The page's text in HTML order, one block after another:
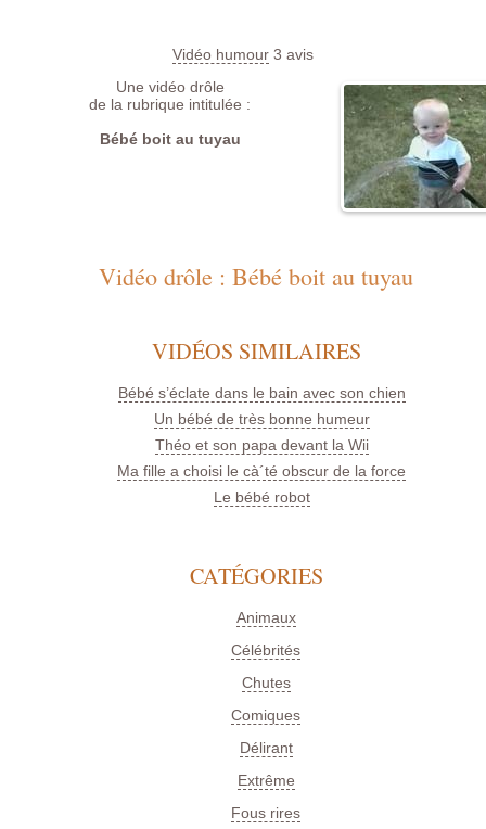
Vidéo humour 3 avis
Une vidéo drôle
de la rubrique intitulée :
Bébé boit au tuyau
Vidéo drôle : Bébé boit au tuyau
VIDÉOS SIMILAIRES
Bébé s’éclate dans le bain avec son chien
Un bébé de très bonne humeur
Théo et son papa devant la Wii
Ma fille a choisi le cà´té obscur de la force
Le bébé robot
CATÉGORIES
Animaux
Célébrités
Chutes
Comiques
Délirant
Extrême
Fous rires